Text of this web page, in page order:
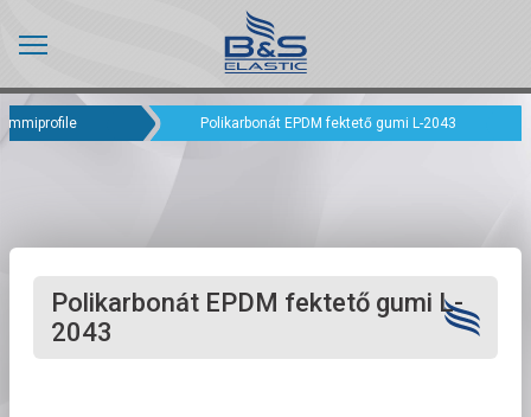
Polikarbonát EPDM fektető gumi L-2043
Polikarbonát EPDM fektető gumi L-
2043